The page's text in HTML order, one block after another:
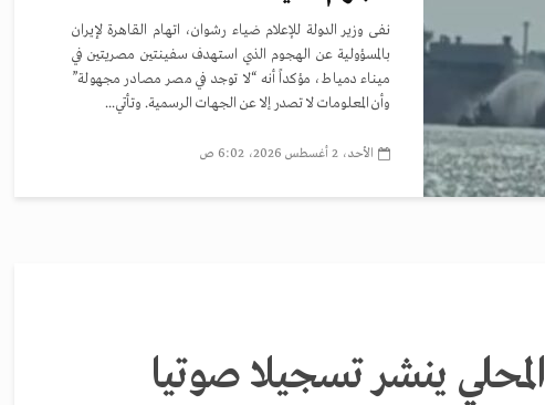
نفى وزير الدولة للإعلام ضياء رشوان، اتهام القاهرة لإيران
بالمسؤولية عن الهجوم الذي استهدف سفينتين مصريتين في
ميناء دمياط، مؤكداً أنه “لا توجد في مصر مصادر مجهولة”
وأن المعلومات لا تصدر إلا عن الجهات الرسمية. وتأتي...
الأحد، 2 أغسطس 2026، 6:02 ص
ينشر تسجيلا صوتيا